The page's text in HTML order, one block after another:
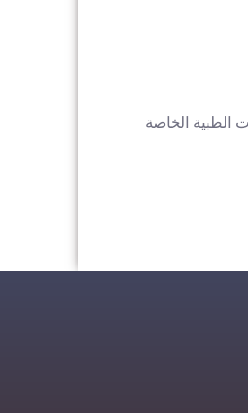
للخارج المستلزمات الطبية الخاصة